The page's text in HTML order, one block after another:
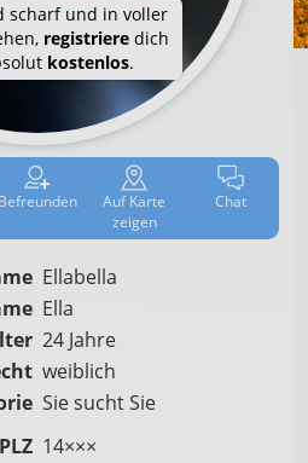
scharf und in voller
registrieredich
kostenlos.
Befreun­den AufKarte
zeigen
Chat
Ellabella
Ella
24 Jahre
weiblich
Sie sucht Sie
PLZ 14×××